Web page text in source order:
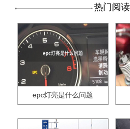
热门阅读
epc灯亮是什么问题